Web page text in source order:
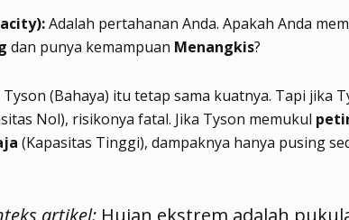
Adalah pertahanan Anda. Apakah Anda
dan punya kemampuan Menangkis?
(Bahaya) itu tetap sama kuatnya. Tapi jika
Nol), risikonya fatal. Jika Tyson memukul
(Kapasitas Tinggi), dampaknya hanya pusing
artikel: Hujan ekstrem adalah